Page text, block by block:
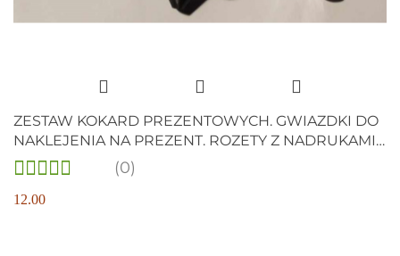
ZESTAW KOKARD PREZENTOWYCH. GWIAZDKI DO
NAKLEJENIA NA PREZENT. ROZETY Z NADRUKAMI.
5 szt.
(0)
12.00